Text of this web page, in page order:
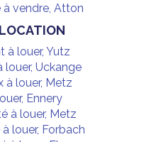
vendre, Atton
à louer, Yutz
Uckange
à louer, Metz
Ennery
à louer, Metz
louer, Forbach